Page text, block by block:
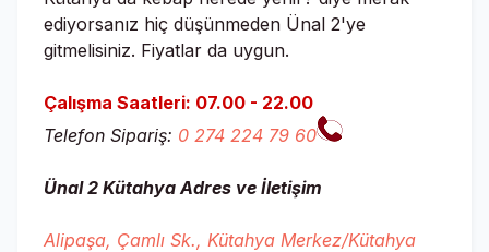
ediyorsanız hiç düşünmeden Ünal 2'ye
gitmelisiniz. Fiyatlar da uygun.
Çalışma Saatleri: 07.00 - 22.00
Telefon Sipariş: 0 274 224 79 60
Ünal 2 Kütahya Adres ve İletişim
Alipaşa, Çamlı Sk., Kütahya Merkez/Kütahya